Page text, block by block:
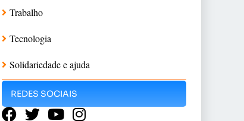
Trabalho
Tecnologia
Solidariedade e ajuda
REDES SOCIAIS